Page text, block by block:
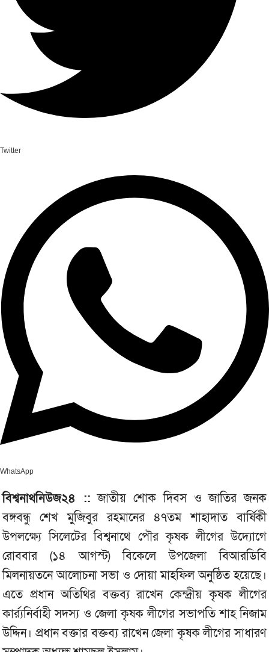
Twitter
WhatsApp
বিশ্বনাথনিউজ২৪ :: জাতীয় শোক দিবস ও জাতির জনক
বঙ্গবন্ধু শেখ মুজিবুর রহমানের ৪৭তম শাহাদাত বার্ষিকী
উপলক্ষ্যে সিলেটের বিশ্বনাথে পৌর কৃষক লীগের উদ্যোগে
রোববার (১৪ আগস্ট) বিকেলে উপজেলা বিআরডিবি
মিলনায়তনে আলোচনা সভা ও দোয়া মাহফিল অনুষ্ঠিত হয়েছে।
এতে প্রধান অতিথির বক্তব্য রাখেন কেন্দ্রীয় কৃষক লীগের
কার্র্যনির্বাহী সদস্য ও জেলা কৃষক লীগের সভাপতি শাহ নিজাম
উদ্দিন। প্রধান বক্তার বক্তব্য রাখেন জেলা কৃষক লীগের সাধারণ